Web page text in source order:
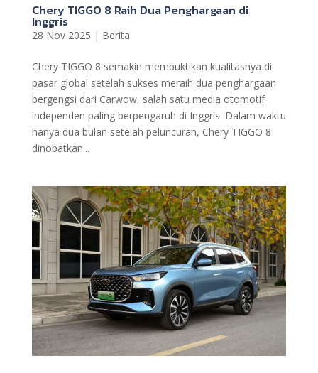
Chery TIGGO 8 Raih Dua Penghargaan di
Inggris
28 Nov 2025 | Berita
Chery TIGGO 8 semakin membuktikan kualitasnya di
pasar global setelah sukses meraih dua penghargaan
bergengsi dari Carwow, salah satu media otomotif
independen paling berpengaruh di Inggris. Dalam waktu
hanya dua bulan setelah peluncuran, Chery TIGGO 8
dinobatkan...